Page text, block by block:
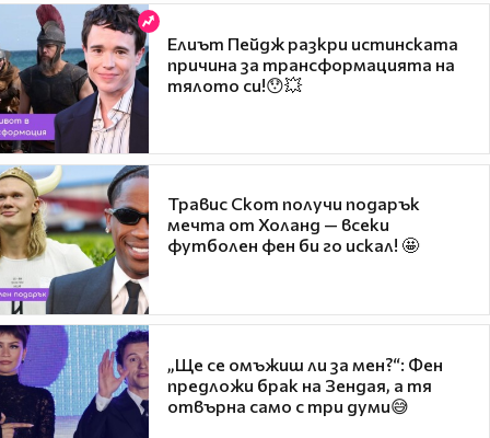
Елиът Пейдж разкри истинската
причина за трансформацията на
тялото си!😯💥
Травис Скот получи подарък
мечта от Холанд — всеки
футболен фен би го искал! 🤩
„Ще се омъжиш ли за мен?“: Фен
предложи брак на Зендая, а тя
отвърна само с три думи😅